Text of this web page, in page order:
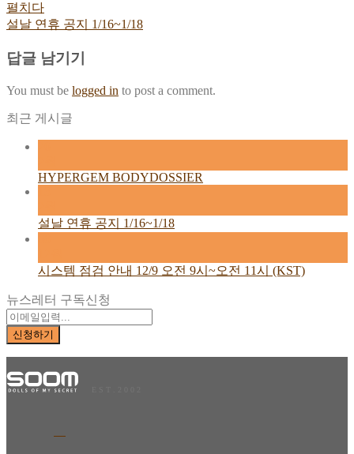
펼치다
설날 연휴 공지 1/16~1/18
답글 남기기
You must be logged in to post a comment.
최근 게시글
HYPERGEM BODYDOSSIER
설날 연휴 공지 1/16~1/18
시스템 점검 안내 12/9 오전 9시~오전 11시 (KST)
뉴스레터 구독신청